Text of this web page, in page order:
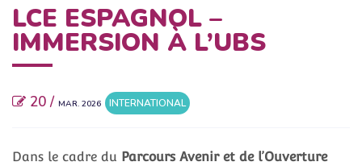
LCE ESPAGNOL –
IMMERSION À L’UBS
20 / MAR. 2026 INTERNATIONAL
Dans le cadre du Parcours Avenir et de l’Ouverture